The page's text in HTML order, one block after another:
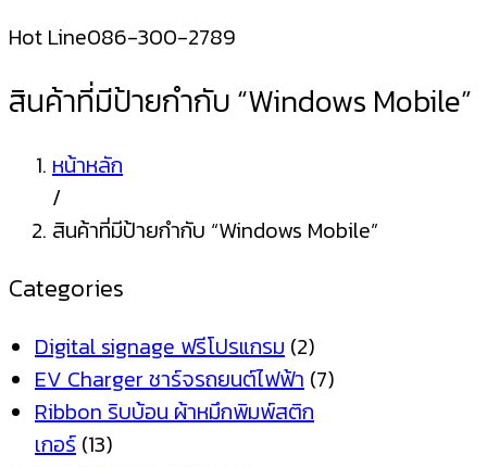
Hot Line086-300-2789
สินค้าที่มีป้ายกำกับ “Windows Mobile”
หน้าหลัก
/
สินค้าที่มีป้ายกำกับ “Windows Mobile”
Categories
Digital signage ฟรีโปรแกรม (2)
EV Charger ชาร์จรถยนต์ไฟฟ้า (7)
Ribbon ริบบ้อน ผ้าหมึกพิมพ์สติก
เกอร์ (13)